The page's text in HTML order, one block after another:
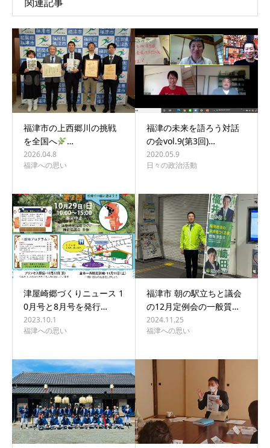
関連記事
福津市の上西郷川の挑戦
を全国へ
…
2026.04.8
福津への思い
福津の未来を語ろう対話
の会vol.9(第3回)…
2020.05.9
日々の政治活動
津屋崎郷づくりニュース 1
0月号と8月号を発行…
2023.10.1
福津への思い
福津市 朝の駅立ちと議会
の12月定例会の一般質…
2024.11.25
福津への思い